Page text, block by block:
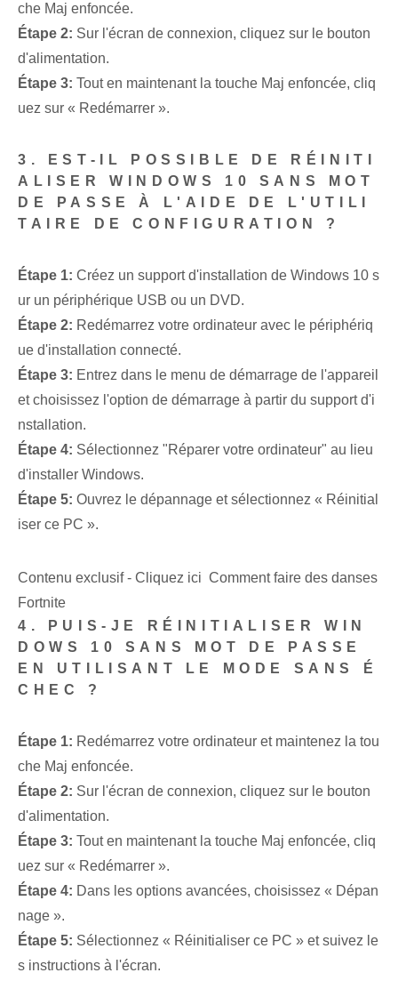
che Maj enfoncée.
Étape 2: Sur l'écran de connexion, cliquez sur le bouton
d'alimentation.
Étape 3: Tout en maintenant la touche Maj enfoncée, cliq
uez sur « Redémarrer ».
3. EST-IL POSSIBLE DE RÉINITI
ALISER WINDOWS 10 SANS MOT
DE PASSE À L'AIDE DE L'UTILI
TAIRE DE CONFIGURATION ?
Étape 1: Créez un support d'installation de Windows 10 s
ur un périphérique USB ou un DVD.
Étape 2: Redémarrez votre ordinateur avec le périphériq
ue d'installation connecté.
Étape 3: Entrez dans le menu de démarrage de l'appareil
et choisissez l'option de démarrage à partir du support d'i
nstallation.
Étape 4: Sélectionnez "Réparer votre ordinateur" au lieu
d'installer Windows.
Étape 5: Ouvrez le dépannage et sélectionnez « Réinitial
iser ce PC ».
Contenu exclusif - Cliquez ici Comment faire des danses
Fortnite
4. PUIS-JE RÉINITIALISER WIN
DOWS 10 SANS MOT DE PASSE
EN UTILISANT LE MODE SANS É
CHEC ?
Étape 1: Redémarrez votre ordinateur et maintenez la tou
che Maj enfoncée.
Étape 2: Sur l'écran de connexion, cliquez sur le bouton
d'alimentation.
Étape 3: Tout en maintenant la touche Maj enfoncée, cliq
uez sur « Redémarrer ».
Étape 4: Dans les options avancées, choisissez « Dépan
nage ».
Étape 5: Sélectionnez « Réinitialiser ce PC » et suivez le
s instructions à l'écran.